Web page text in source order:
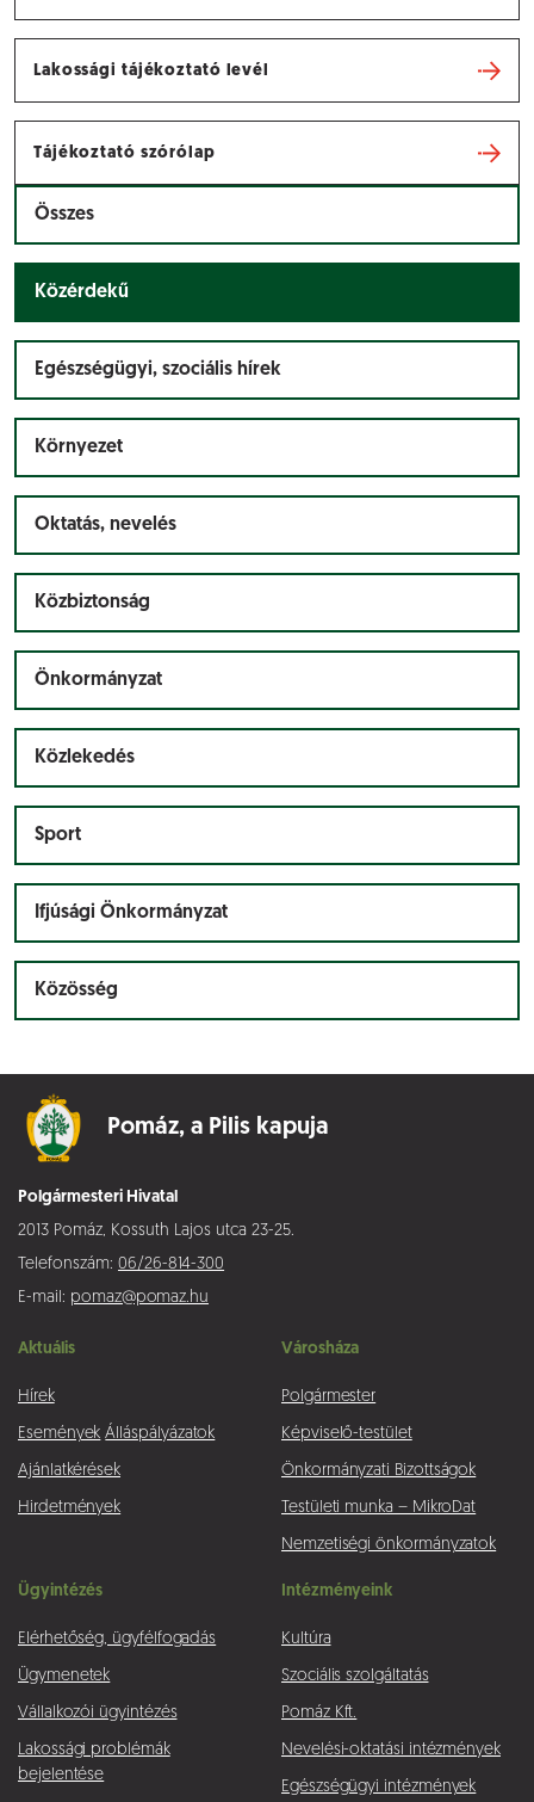
Lakossági tájékoztató levél
Tájékoztató szórólap
Összes
Közérdekű
Egészségügyi, szociális hírek
Környezet
Oktatás, nevelés
Közbiztonság
Önkormányzat
Közlekedés
Sport
Ifjúsági Önkormányzat
Közösség
Pomáz, a Pilis kapuja
Polgármesteri Hivatal
2013 Pomáz, Kossuth Lajos utca 23-25.
Telefonszám: 06/26-814-300
E-mail: pomaz@pomaz.hu
Aktuális
Hírek
Események Álláspályázatok
Ajánlatkérések
Hirdetmények
Városháza
Polgármester
Képviselő-testület
Önkormányzati Bizottságok
Testületi munka – MikroDat
Nemzetiségi önkormányzatok
Ügyintézés
Elérhetőség, ügyfélfogadás
Ügymenetek
Vállalkozói ügyintézés
Lakossági problémák
bejelentése
Intézményeink
Kultúra
Szociális szolgáltatás
Pomáz Kft.
Nevelési-oktatási intézmények
Egészségügyi intézmények